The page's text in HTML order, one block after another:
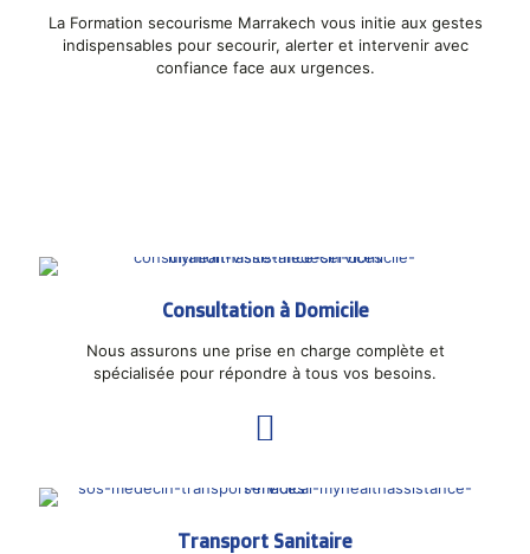
La Formation secourisme Marrakech vous initie aux gestes
indispensables pour secourir, alerter et intervenir avec
confiance face aux urgences.
Consultation à Domicile
Nous assurons une prise en charge complète et
spécialisée pour répondre à tous vos besoins.
Transport Sanitaire